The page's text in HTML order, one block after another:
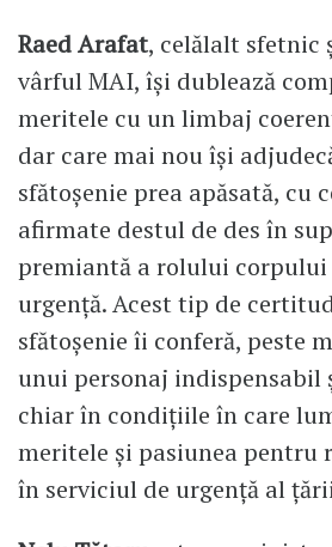
Raed Arafat, celălalt sfetnic
vârful MAI, își dublează
meritele cu un limbaj
dar care mai nou își
sfătoșenie prea apăsată, cu
afirmate destul de des în
premiantă a rolului
urgență. Acest tip de
sfătoșenie îi conferă, peste
unui personaj indispensabil
chiar în condițiile în care
meritele și pasiunea pentru
în serviciul de urgență al